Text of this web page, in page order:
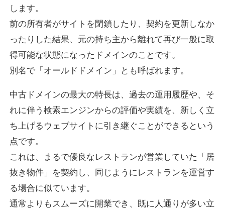
詳細を見る
DA
10,800円 入札 0件
詳細を見る
ジャンルエンターテイメント
37
10,800円
box-cafe.jp
します。
前の所有者がサイトを閉鎖したり、契約を更新しなか
ったりした結果、元の持ち主から離れて再び一般に取
得可能な状態になったドメインのことです。
別名で「オールドドメイン」とも呼ばれます。
中古ドメインの最大の特長は、過去の運用履歴や、そ
れに伴う検索エンジンからの評価や実績を、新しく立
ち上げるウェブサイトに引き継ぐことができるという
点です。
これは、まるで優良なレストランが営業していた「居
抜き物件」を契約し、同じようにレストランを運営す
る場合に似ています。
通常よりもスムーズに開業でき、既に人通りが多い立